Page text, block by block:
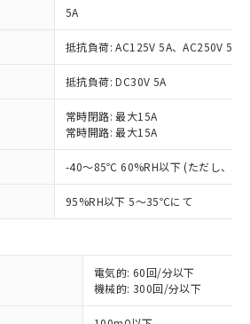
5A
抵抗負荷: AC125V 5A、AC250V 5A
抵抗負荷: DC30V 5A
常時閉路: 最大15A
常時開路: 最大15A
-40～85℃ 60%RH以下 (ただし、氷
95%RH以下 5～35℃にて
電気的: 60回/分以下
機械的: 300回/分以下
お読みいただき、同意のうえ
EU RoHS指令（10物質）の
した製品が提供可能な商品で
RoHS指令（10物質）の非含
EU RoHS指令（10物質）の
応の商品で、対応品を出す予
。